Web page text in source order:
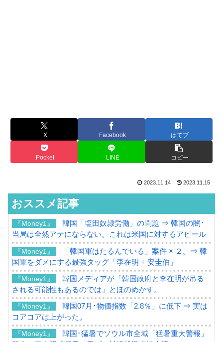
X Facebook はてブ
Pocket LINE コピー
2023.11.14 2023.11.15
おススメ記事
『Money1』
韓国「塩田奴隷労働」の問題 ⇒ 韓国の闇･
当局は全然アテにならない。これは米国に対するアピール
『Money1』
「韓国軍はたるんでいる」案件 × ２。⇒ 韓
国軍をダメにする最強タッグ「李在明 + 安圭伯」
『Money1』
韓国メディアが「韓国政府と李在明が吊る
される可能性もあるのでは」とほのめかす。
『Money1』
韓国07月･物価指数「2.8％」に低下 ⇒ 実は
コアコアは上がった。
『Money1』
韓国･猛暑でソウル市全域「猛暑重大警報」